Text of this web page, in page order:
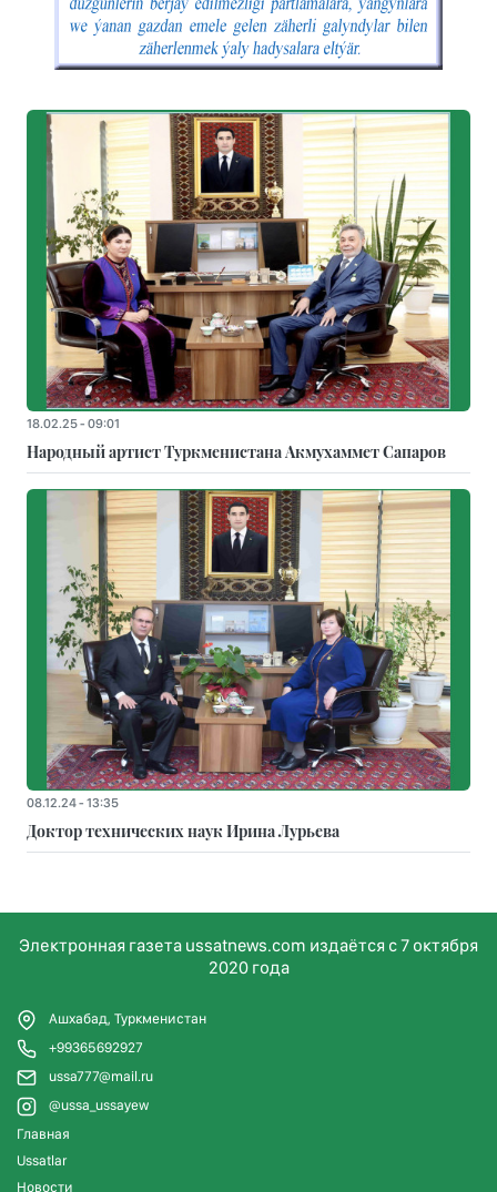
18.02.25 - 09:01
Народный артист Туркменистана Акмухаммет Сапаров
08.12.24 - 13:35
Доктор технических наук Ирина Лурьева
Электронная газета ussatnews.com издаётся с 7 октября
2020 года
Ашхабад, Туркменистан
+99365692927
ussa777@mail.ru
@ussa_ussayew
Главная
Ussatlar
Новости